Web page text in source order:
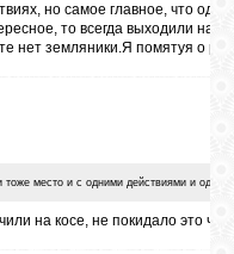
но самое главное, что
то всегда выходили на
нет земляники.Я помятуя о
тоже место и с одними действиями и
на косе, не покидало это